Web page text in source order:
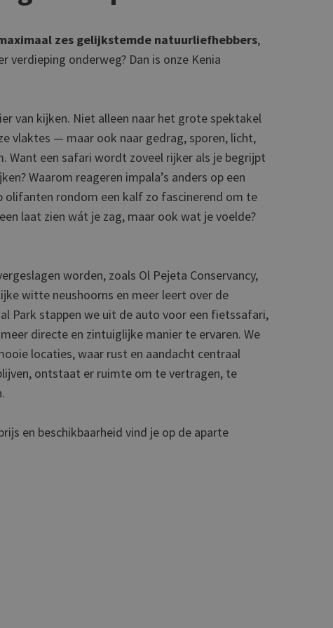
zes gelijkstemde natuurliefhebbers,
verdieping onderweg? Dan is onze Kenia
van kijken. Niet alleen naar het grote spektakel
vlaktes — maar ook naar gedrag, sporen, licht,
Want een safari wordt zoveel rijker als je begrijpt
Waarom reageren impala’s anders op een
olifanten rondom een kalf zo fascinerend om te
laat zien wát je zag, maar ook wat je voelde?
worden, zoals Ol Pejeta Conservancy,
witte neushoorns en meer leert over de
Park stappen we uit de auto voor een fietssafari,
directe en zintuiglijke manier te ervaren. We
locaties, waar rust en aandacht centraal
ontstaat er ruimte om te vertragen, te
en beschikbaarheid vind je op de aparte